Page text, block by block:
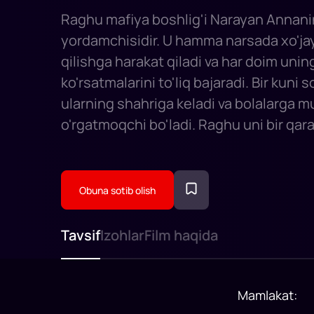
Raghu mafiya boshlig'i Narayan
yordamchisidir. U hamma narsada
qilishga harakat qiladi va har doim
ko'rsatmalarini to'liq bajaradi. Bir kuni
ularning shahriga keladi va bolalarga
o'rgatmoqchi bo'ladi. Raghu uni bir
Ammo Narayanning o'g'li Vishnu
bilib oladi, u otasiga er-xotin haqida
yoshlar uchun ov boshlanadi.
Obuna sotib olish
TavsifIzohlarFilm haqida
Mamlakat: